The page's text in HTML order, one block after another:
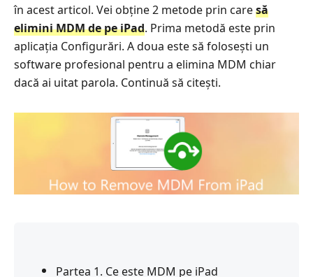
în acest articol. Vei obține 2 metode prin caresă
elimini MDM de pe iPad. Prima metodă este prin
aplicația Configurări. A doua este să folosești un
software profesional pentru a elimina MDM chiar
dacă ai uitat parola. Continuă să citești.
Partea 1. Ce este MDM pe iPad